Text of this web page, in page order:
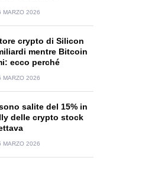
MARZO 2026
crypto di Silicon
mentre Bitcoin
ecco perché
MARZO 2026
salite del 15% in
delle crypto stock
MARZO 2026